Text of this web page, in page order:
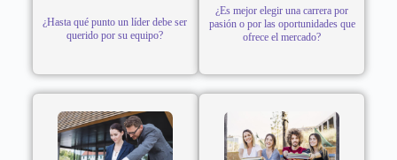
¿Hasta qué punto un líder debe ser
querido por su equipo?
¿Es mejor elegir una carrera por
pasión o por las oportunidades que
ofrece el mercado?